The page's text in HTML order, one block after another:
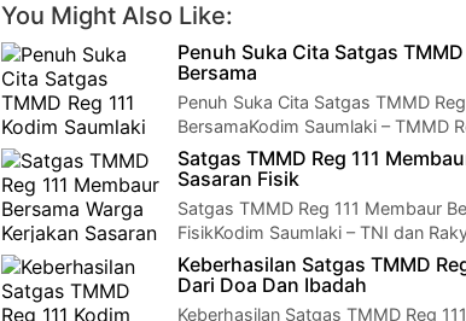
You Might Also Like:
Penuh Suka Cita Satgas
Bersama
Penuh Suka Cita Satgas TMMD
BersamaKodim Saumlaki – TMMD
Satgas TMMD Reg 111
Sasaran Fisik
Satgas TMMD Reg 111 Membaur
FisikKodim Saumlaki – TNI dan
Keberhasilan Satgas TMMD
Dari Doa Dan Ibadah
Keberhasilan Satgas TMMD Reg